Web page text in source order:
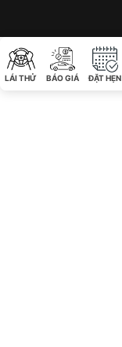
LÁI THỬ BÁO GIÁ ĐẶT HẸN